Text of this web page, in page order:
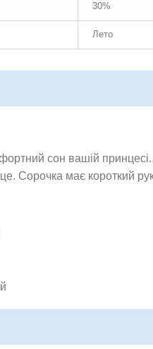
30%
Лето
сон вашій
Сорочка має короткий